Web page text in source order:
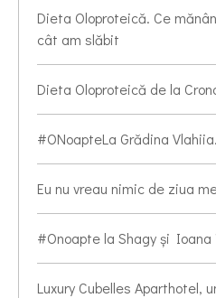
Dieta Oloproteică. Ce
cât am slăbit
Dieta Oloproteică de la
#ONoapteLa Grădina
Eu nu vreau nimic de ziua
#Onoapte la Shagy și Ioana
Luxury Cubelles Aparthotel,